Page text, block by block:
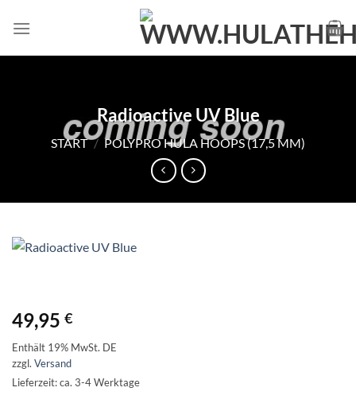
Inhalt
Radioactive UV Blue
START / POLYPRO HULA HOOPS (17,5 MM)
49,95 €
Enthält 19% MwSt. DE
zzgl. Versand
Lieferzeit: ca. 3-4 Werktage